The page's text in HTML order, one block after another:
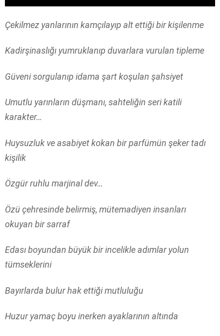
Çekilmez yanlarının kamçılayıp alt ettiği bir kişilenme
Kadirşinaslığı yumruklanıp duvarlara vurulan tipleme
Güveni sorgulanıp idama şart koşulan şahsiyet
Umutlu yarınların düşmanı, sahteliğin seri katili
karakter…
Huysuzluk ve asabiyet kokan bir parfümün şeker tadı
kişilik
Özgür ruhlu marjinal dev…
Özü çehresinde belirmiş, mütemadiyen insanları
okuyan bir sarraf
Edası boyundan büyük bir incelikle adımlar yolun
tümseklerini
Bayırlarda bulur hak ettiği mutluluğu
Huzur yamaç boyu inerken ayaklarının altında